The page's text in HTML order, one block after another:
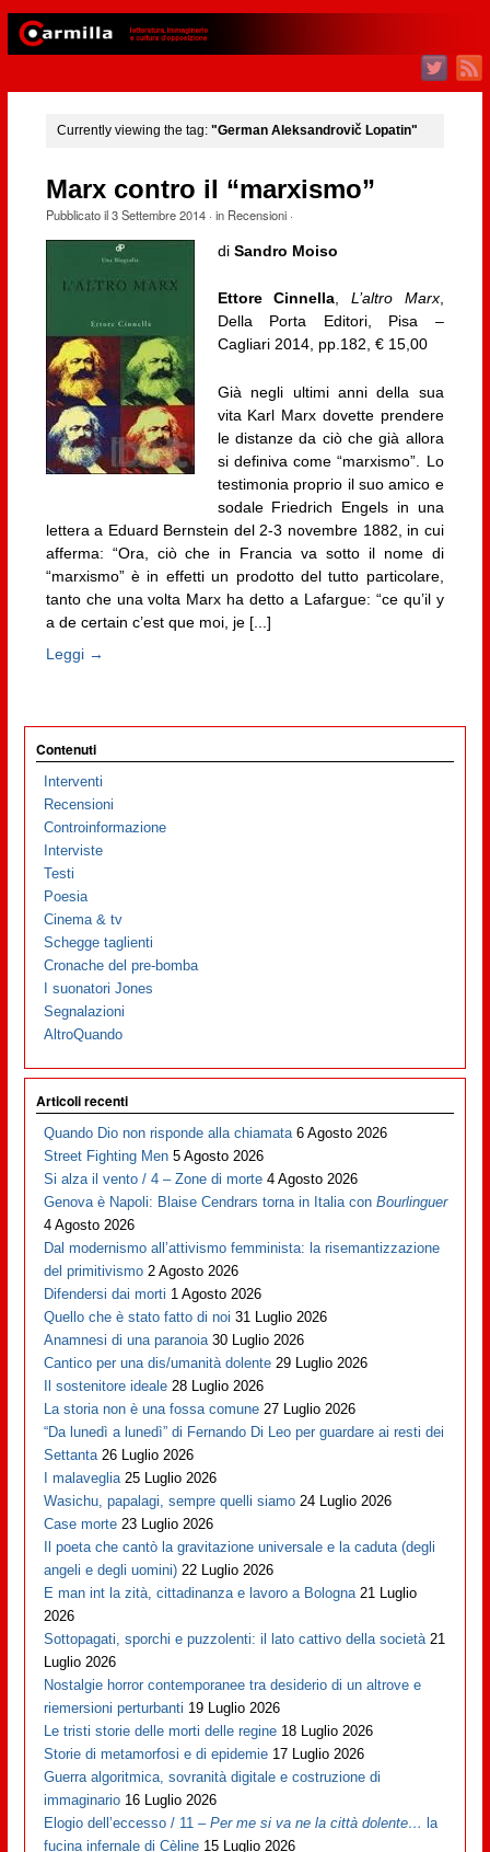
Currently viewing the tag: "German Aleksandrovič Lopatin"
Marx contro il “marxismo”
Pubblicato il3 Settembre 2014· in Recensioni·
di Sandro Moiso
Ettore Cinnella,L’altro Marx,
Della Porta Editori, Pisa –
Cagliari 2014, pp.182, € 15,00
Già negli ultimi anni della sua
vita Karl Marx dovette prendere
le distanze da ciò che già allora
si definiva come “marxismo”. Lo
testimonia proprio il suo amico e
sodale Friedrich Engels in una
lettera a Eduard Bernstein del 2-3 novembre 1882, in cui
afferma: “Ora, ciò che in Francia va sotto il nome di
“marxismo” è in effetti un prodotto del tutto particolare,
tanto che una volta Marx ha detto a Lafargue: “ce qu’il y
a de certain c’est que moi, je [...]
Leggi →
Contenuti
Interventi
Recensioni
Controinformazione
Interviste
Testi
Poesia
Cinema & tv
Schegge taglienti
Cronache del pre-bomba
I suonatori Jones
Segnalazioni
AltroQuando
Articoli recenti
Quando Dio non risponde alla chiamata 6 Agosto 2026
Street Fighting Men 5 Agosto 2026
Si alza il vento / 4 – Zone di morte 4 Agosto 2026
Genova è Napoli: Blaise Cendrars torna in Italia conBourlinguer
4 Agosto 2026
Dal modernismo all’attivismo femminista: la risemantizzazione
del primitivismo 2 Agosto 2026
Difendersi dai morti 1 Agosto 2026
Quello che è stato fatto di noi 31 Luglio 2026
Anamnesi di una paranoia 30 Luglio 2026
Cantico per una dis/umanità dolente 29 Luglio 2026
Il sostenitore ideale 28 Luglio 2026
La storia non è una fossa comune 27 Luglio 2026
“Da lunedì a lunedì” di Fernando Di Leo per guardare ai resti dei
Settanta 26 Luglio 2026
I malaveglia 25 Luglio 2026
Wasichu, papalagi, sempre quelli siamo 24 Luglio 2026
Case morte 23 Luglio 2026
Il poeta che cantò la gravitazione universale e la caduta (degli
angeli e degli uomini) 22 Luglio 2026
E man int la zità, cittadinanza e lavoro a Bologna 21 Luglio
2026
Sottopagati, sporchi e puzzolenti: il lato cattivo della società 21
Luglio 2026
Nostalgie horror contemporanee tra desiderio di un altrove e
riemersioni perturbanti 19 Luglio 2026
Le tristi storie delle morti delle regine 18 Luglio 2026
Storie di metamorfosi e di epidemie 17 Luglio 2026
Guerra algoritmica, sovranità digitale e costruzione di
immaginario 16 Luglio 2026
Elogio dell’eccesso / 11 –Per me si va ne la città dolente… la
fucina infernale di Cèline 15 Luglio 2026